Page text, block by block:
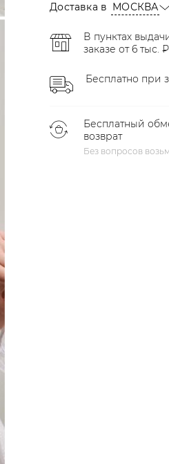
Доставка в МОСКВА
В пунктах
заказе от 6 тыс. ₽
Бесплатно при
Бесплатный
возврат
Без вопросов